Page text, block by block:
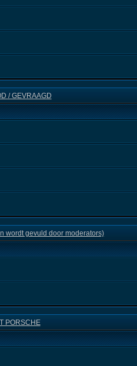
/ GEVRAAGD
wordt gevuld door moderators)
PORSCHE